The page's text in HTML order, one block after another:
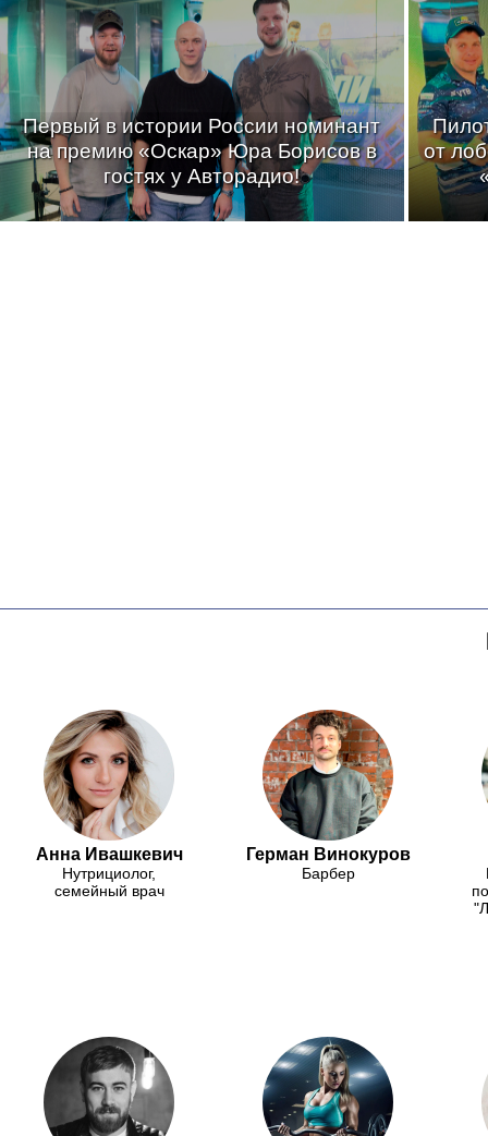
Первый в истории России номинант
на премию «Оскар» Юра Борисов в
гостях у Авторадио!
от
Анна Ивашкевич
Нутрициолог,
семейный врач
Герман Винокуров
Барбер